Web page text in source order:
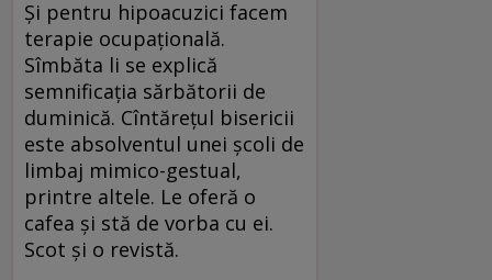
Şi pentru hipoacuzici facem
terapie ocupaţională.
Sîmbăta li se explică
semnificaţia sărbătorii de
duminică. Cîntăreţul bisericii
este absolventul unei şcoli de
limbaj mimico-gestual,
printre altele. Le oferă o
cafea şi stă de vorba cu ei.
Scot şi o revistă.